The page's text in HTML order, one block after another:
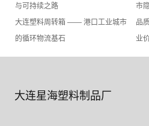
与可持续之路
市
大连塑料周转箱 —— 港口工业城市
的循环物流基石
品
业
大连星海塑料制品厂